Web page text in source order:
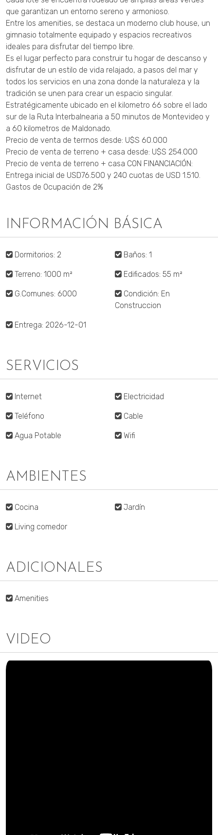
que garantizan un entorno sereno y armonioso.
Entre los amenities, se destaca un moderno club house, un
gimnasio totalmente equipado y espacios recreativos
ideales para disfrutar del tiempo libre.
Es el lugar perfecto para construir tu hogar de descanso y
disfrutar de un estilo de vida relajado, a pasos del mar y
todos los servicios en una zona donde la naturaleza y la
tradición se unen para crear un espacio singular.
Estratégicamente ubicado en el kilometro 66 sobre el lado
sur de la Ruta Interbalnearia a 50 minutos de Montevideo y
a 60 kilometros de Maldonado.
Precio de venta de terrnos desde: U$S 60.000
Precio de venta de terreno + casa desde: U$S 254.000
Precio de venta de terreno + casa CON FINANCIACIÓN:
Entrega inicial de USD76.500 y 240 cuotas de USD 1.510.
Gastos de Ocupación de 2%
INFORMACIÓN BÁSICA
Dormitorios: 2 Baños: 1
Terreno: 1000 m² Edificados: 55 m²
G.Comunes: 6000
Condición: En
Construccion
Entrega: 2026-12-01
SERVICIOS
Internet Electricidad
Teléfono Cable
Agua Potable Wifi
AMBIENTES
Cocina Jardín
Living comedor
ADICIONALES
Amenities
VIDEO